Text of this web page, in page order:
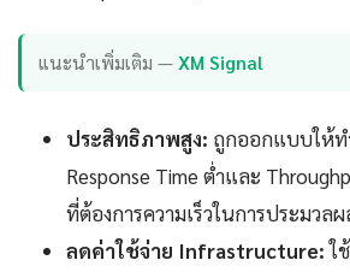
แนะนำเพิ่มเติม —XM Signal
ประสิทธิภาพสูง: ถูกออกแบบให้ท
Response Time ต่ำและ
ที่ต้องการความเร็วในการประมวล
ลดค่าใช้จ่าย Infrastructure:ใ